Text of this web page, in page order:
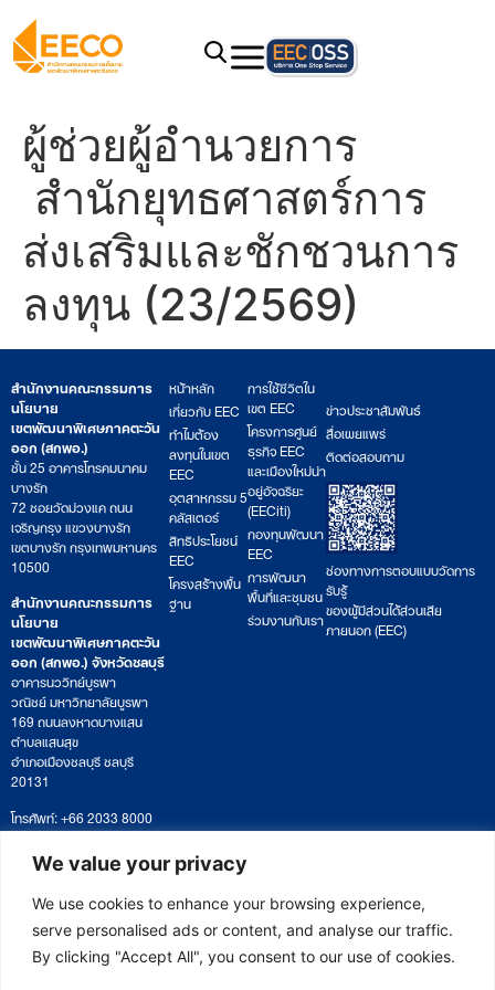
We value your privacy
We use cookies to enhance your browsing experience,
serve personalised ads or content, and analyse our traffic.
By clicking "Accept All", you consent to our use of cookies.
ผู้ช่วยผู้อำนวยการ
สำนักยุทธศาสตร์การ
ส่งเสริมและชักชวนการ
ลงทุน (23/2569)
สำนักงานคณะกรรมการ
นโยบาย
เขตพัฒนาพิเศษภาคตะวัน
ออก (สกพอ.)
ชั้น 25 อาคารโทรคมนาคม
บางรัก
72 ซอยวัดม่วงแค ถนน
เจริญกรุง แขวงบางรัก
เขตบางรัก กรุงเทพมหานคร
10500
สำนักงานคณะกรรมการ
นโยบาย
เขตพัฒนาพิเศษภาคตะวัน
ออก (สกพอ.) จังหวัดชลบุรี
อาคารนววิทย์บูรพา
วณิชย์ มหาวิทยาลัยบูรพา
169 ถนนลงหาดบางแสน
ตำบลแสนสุข
อำเภอเมืองชลบุรี ชลบุรี
20131
โทรศัพท์: +66 2033 8000
เวลาทำการ: จันทร์ – ศุกร์
09:00 – 17:00 น.
ติดตามหนังสือหรือยื่นเอกสาร
saraban@eeco.or.th
หน้าหลัก
เกี่ยวกับ EEC
ทำไมต้อง
ลงทุนในเขต
EEC
อุตสาหกรรม 5
คลัสเตอร์
สิทธิประโยชน์
EEC
โครงสร้างพื้น
ฐาน
การใช้ชีวิตใน
เขต EEC
โครงการศูนย์
ธุรกิจ EEC
และเมืองใหม่น่า
อยู่อัจฉริยะ
(EECiti)
กองทุนพัฒนา
EEC
การพัฒนา
พื้นที่และชุมชน
ร่วมงานกับเรา
ข่าวประชาสัมพันธ์
สื่อเผยแพร่
ติดต่อสอบถาม
ช่องทางการตอบแบบวัดการ
รับรู้
ของผู้มีส่วนได้ส่วนเสีย
ภายนอก (EEC)